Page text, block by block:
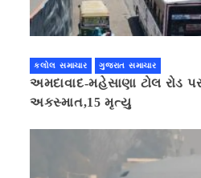
કલોલ સમાચાર ગુજરાત સમાચાર
અમદાવાદ-મહેસાણા ટોલ રોડ
અકસ્માત,15 મૃત્યુ